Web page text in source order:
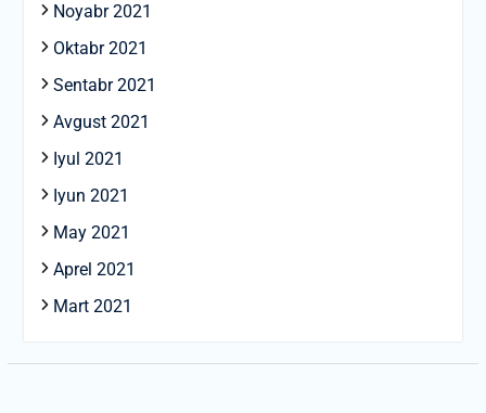
Noyabr 2021
Oktabr 2021
Sentabr 2021
Avgust 2021
Iyul 2021
Iyun 2021
May 2021
Aprel 2021
Mart 2021